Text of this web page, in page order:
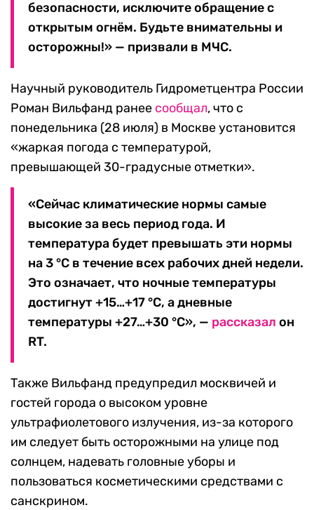
безопасности, исключите обращение с
открытым огнём. Будьте внимательны и
осторожны!» — призвали в МЧС.
Научный руководитель Гидрометцентра России
Роман Вильфанд ранее сообщал, что с
понедельника (28 июля) в Москве установится
«жаркая погода с температурой,
превышающей 30-градусные отметки».
«Сейчас климатические нормы самые
высокие за весь период года. И
температура будет превышать эти нормы
на 3 °С в течение всех рабочих дней недели.
Это означает, что ночные температуры
достигнут +15…+17 °С, а дневные
температуры +27…+30 °С», — рассказал он
RT.
Также Вильфанд предупредил москвичей и
гостей города о высоком уровне
ультрафиолетового излучения, из-за которого
им следует быть осторожными на улице под
солнцем, надевать головные уборы и
пользоваться косметическими средствами с
санскрином.